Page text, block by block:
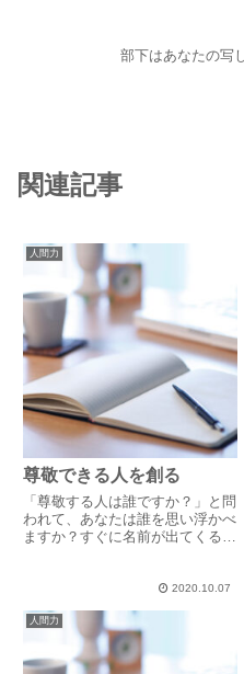
部下はあなたの写
関連記事
人間力
尊敬できる人を創る
「尊敬する人は誰ですか？」と問
われて、あなたは誰を思い浮かべ
ますか？すぐに名前が出てくる人
う。「いいな～」と思っても、す
ぐに、「え？ちょっと違う！」と
がっかりする。と言う人もいま
2020.10.07
人間力